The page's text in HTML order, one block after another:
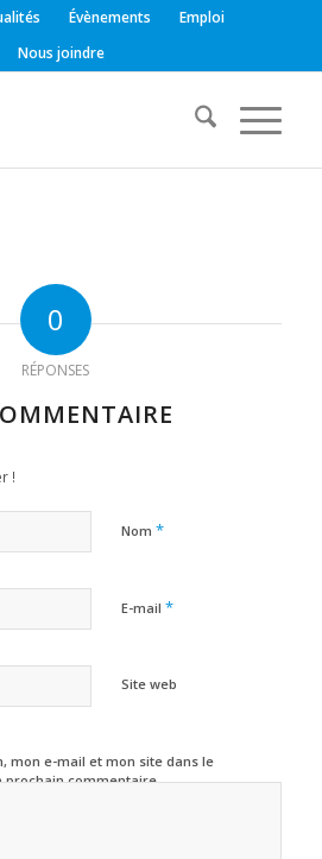
Évènements
Emploi
Nous joindre
0
RÉPONSES
!
Nom *
E-mail *
Site web
mon e-mail et mon site dans le
commentaire.